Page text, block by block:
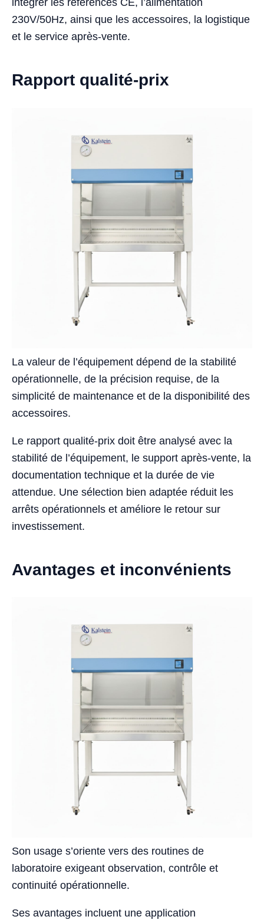
intégrer les références CE, l’alimentation
230V/50Hz, ainsi que les accessoires, la logistique
et le service après-vente.
Rapport qualité-prix
La valeur de l’équipement dépend de la stabilité
opérationnelle, de la précision requise, de la
simplicité de maintenance et de la disponibilité des
accessoires.
Le rapport qualité-prix doit être analysé avec la
stabilité de l’équipement, le support après-vente, la
documentation technique et la durée de vie
attendue. Une sélection bien adaptée réduit les
arrêts opérationnels et améliore le retour sur
investissement.
Avantages et inconvénients
Son usage s’oriente vers des routines de
laboratoire exigeant observation, contrôle et
continuité opérationnelle.
Ses avantages incluent une application